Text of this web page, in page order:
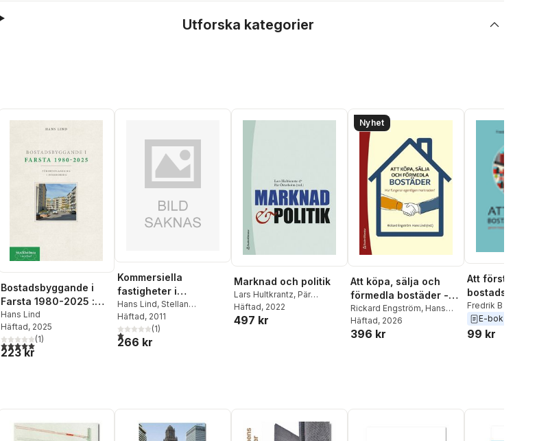
Utforska kategorier
Bostadsbyggande i
Farsta 1980-2025 :
förortsplanering i
förändring
Hans Lind
Häftad, 2025
5,0utav 5 stjärnor. Totalt antal röster:
(1)
223 kr
Kommersiella
fastigheter i
samhällsbyggandet
Hans Lind, Stellan
Lundström
Häftad, 2011
1,0utav 5 stjärnor. Totalt antal röster:
(1)
266 kr
Marknad och politik
Lars Hultkrantz, Pär
Österholm,Lena
Andersson-Skog
Vestin
Arvid Wallgren,Pehr
Häftad, 2022
497 kr
Nyhet
Att köpa, sälja och
förmedla bostäder -
Hur fungerar
egentligen
marknaden?
Rickard Engström, Hans
Lind,Sylwia Lindqvist
Peter Palm
Häftad, 2026
396 kr
Att förstå
Fredrik B Nilsson
LindE-bok
99 kr